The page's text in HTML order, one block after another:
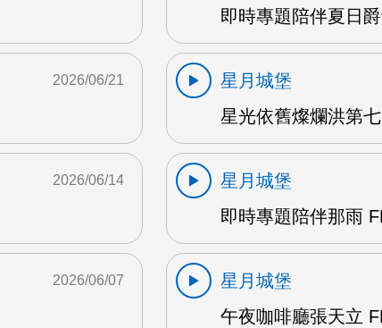
即時專題陪伴夏日
2026/06/21
星月城堡
星光依舊燦爛洪第
2026/06/14
星月城堡
即時專題陪伴那雨
2026/06/07
星月城堡
午夜咖啡廳張天立